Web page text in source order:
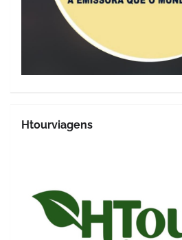
Htourviagens